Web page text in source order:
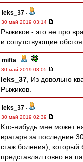
leks_37 -
30 май 2019 03:14
Рыжиков - это не про
и сопутствующие
mifta -
30 май 2019 03:05
leks_37 , Из довольно
Рыжиков.
leks_37 -
30 май 2019 02:39
Кто-нибудь мне может
вратаря за последние
стаж боления), который
представлял говно на